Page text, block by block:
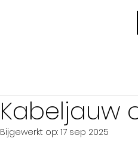
Kabeljauw
Bijgewerkt op: 17 sep 2025